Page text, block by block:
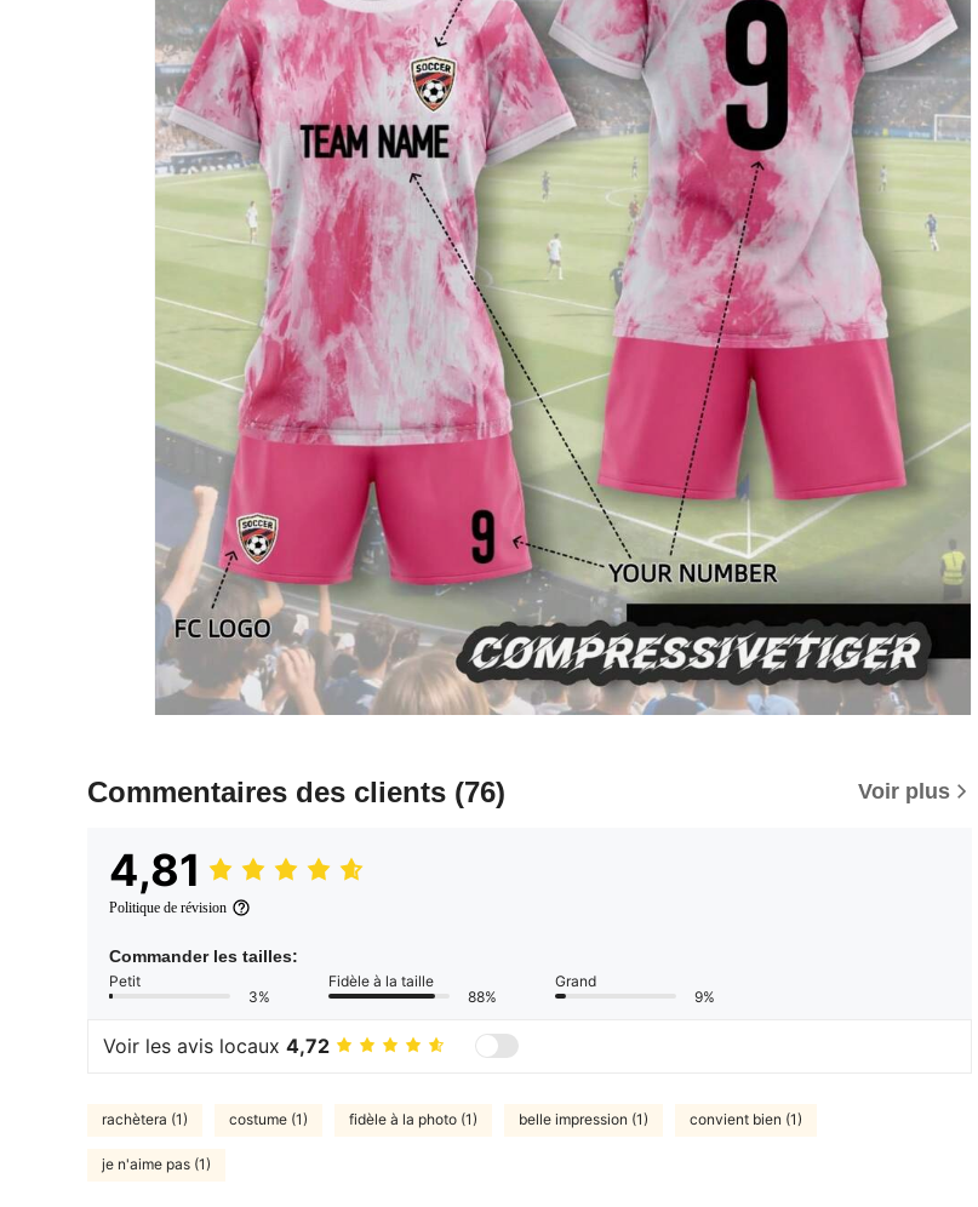
Commentaires des clients (76) Voir plus
4,81
Politique de révision
Commander les tailles:
Petit
3%
Fidèle à la taille
88%
Grand
9%
Voir les avis locaux 4,72
rachètera (1) costume (1) fidèle à la photo (1) belle impression (1) convient bien (1)
je n'aime pas (1)